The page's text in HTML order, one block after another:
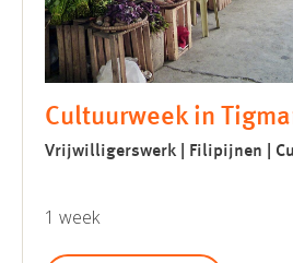
Cultuurweek in
Vrijwilligerswerk | Filipijnen |
1 week